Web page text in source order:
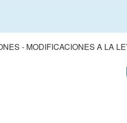
- MODIFICACIONES A LA